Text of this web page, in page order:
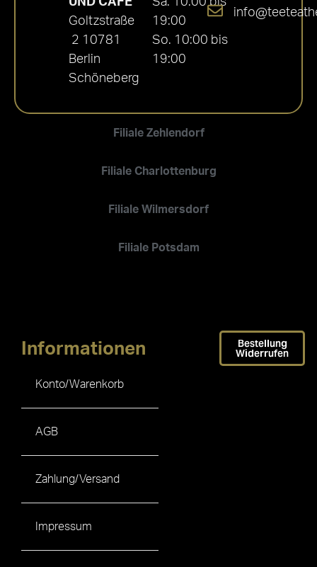
Filiale Zehlendorf
Filiale Charlottenburg
Filiale Wilmersdorf
Filiale Potsdam
Goltzstraße
2 10781
Berlin
Schöneberg
19:00
So. 10:00 bis
19:00
Informationen
Konto/Warenkorb
AGB
Zahlung/Versand
Impressum
Bestellung
Widerrufen